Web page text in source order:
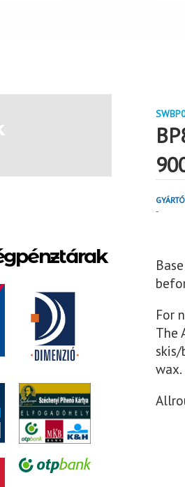
-
For
The
wax.